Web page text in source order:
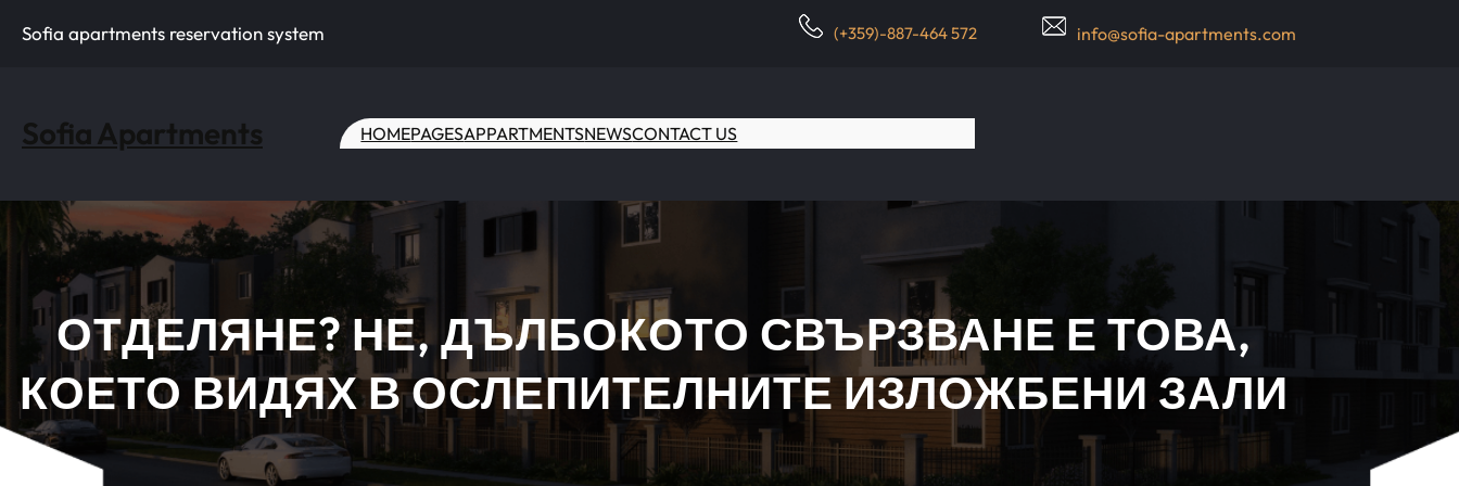
Sofia apartments reservation system (+359)-887-464 572 info@sofia-apartments.com
Sofia Apartments HOMEPAGESAPPARTMENTSNEWSCONTACT US
ОТДЕЛЯНЕ? НЕ, ДЪЛБОКОТО СВЪРЗВАНЕ Е ТОВА,
КОЕТО ВИДЯХ В ОСЛЕПИТЕЛНИТЕ ИЗЛОЖБЕНИ ЗАЛИ